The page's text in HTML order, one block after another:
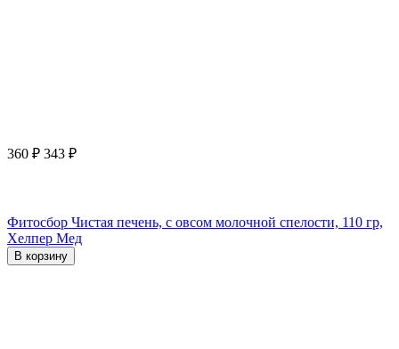
360 ₽ 343 ₽
Фитосбор Чистая печень, с овсом молочной спелости, 110 гр,
Хелпер Мед
В корзину